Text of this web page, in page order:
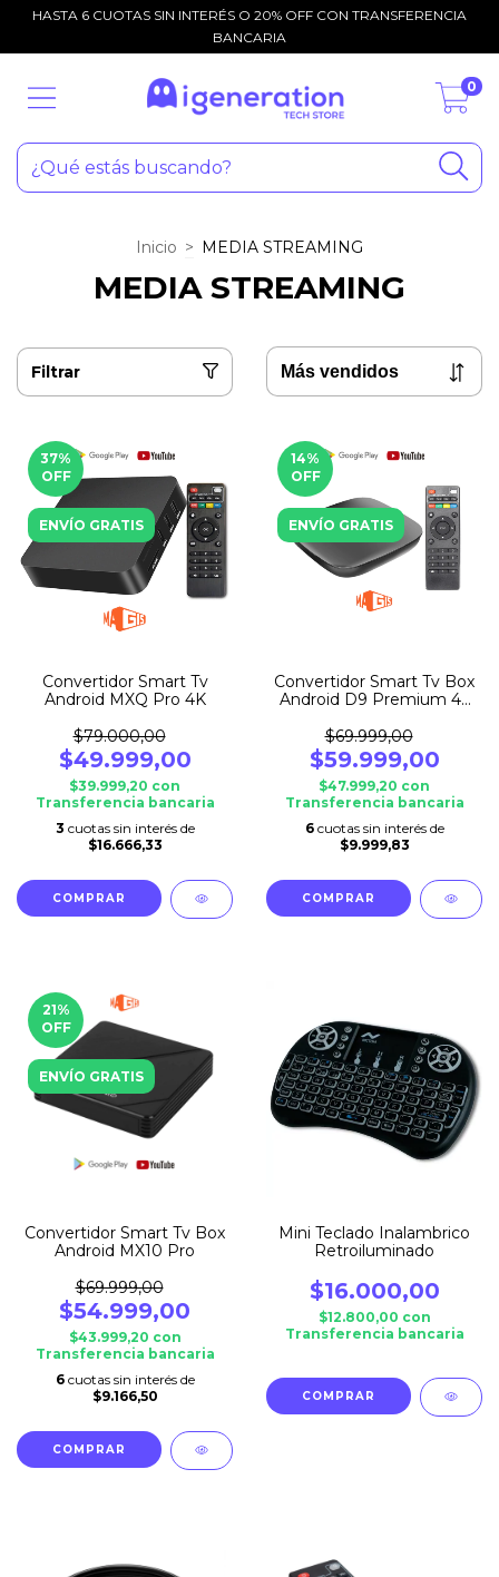
HASTA 6 CUOTAS SIN INTERÉS O 20% OFF CON TRANSFERENCIA
BANCARIA
0
Inicio > MEDIA STREAMING
MEDIA STREAMING
Filtrar
37%
OFF
ENVÍO GRATIS
Convertidor Smart Tv
Android MXQ Pro 4K
$79.000,00
$49.999,00
$39.999,20 con
Transferencia bancaria
3 cuotas sin interés de
$16.666,33
14%
OFF
ENVÍO GRATIS
Convertidor Smart Tv Box
Android D9 Premium 4k
$69.999,00
$59.999,00
$47.999,20 con
Transferencia bancaria
6 cuotas sin interés de
$9.999,83
21%
OFF
ENVÍO GRATIS
Convertidor Smart Tv Box
Android MX10 Pro
$69.999,00
$54.999,00
$43.999,20 con
Transferencia bancaria
6 cuotas sin interés de
$9.166,50
Mini Teclado Inalambrico
Retroiluminado
$16.000,00
$12.800,00 con
Transferencia bancaria